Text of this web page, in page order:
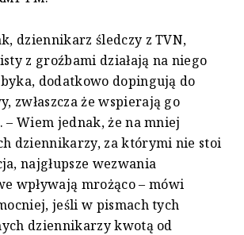
dziennikarz śledczy z TVN,
z groźbami działają na niego
dodatkowo dopingują do
zwłaszcza że wspierają go
– Wiem jednak, że na mniej
dziennikarzy, za którymi nie stoi
najgłupsze wezwania
wpływają mrożąco – mówi
jeśli w pismach tych
dziennikarzy kwotą od